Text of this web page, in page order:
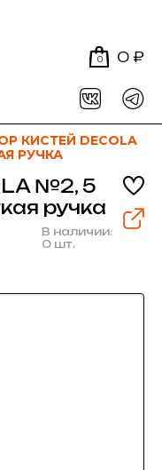
0 0 ₽
КИСТЕЙ DECOLA
РУЧКА
№2, 5
ручка
В наличии:
0 шт.